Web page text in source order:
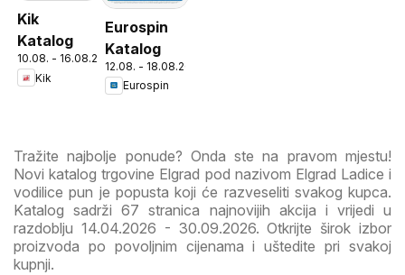
Kik
Katalog
10.08. - 16.08.2026
Kik
Eurospin
Katalog
12.08. - 18.08.2026
Eurospin
Tražite najbolje ponude? Onda ste na pravom mjestu!
Novi katalog trgovine Elgrad pod nazivom Elgrad Ladice i
vodilice pun je popusta koji će razveseliti svakog kupca.
Katalog sadrži 67 stranica najnovijih akcija i vrijedi u
razdoblju 14.04.2026 - 30.09.2026. Otkrijte širok izbor
proizvoda po povoljnim cijenama i uštedite pri svakoj
kupnji.